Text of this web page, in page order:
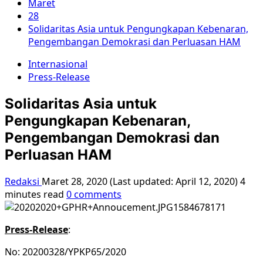
Maret
28
Solidaritas Asia untuk Pengungkapan Kebenaran,
Pengembangan Demokrasi dan Perluasan HAM
Internasional
Press-Release
Solidaritas Asia untuk
Pengungkapan Kebenaran,
Pengembangan Demokrasi dan
Perluasan HAM
Redaksi Maret 28, 2020 (Last updated: April 12, 2020)4
minutes read 0 comments
Press-Release:
No: 20200328/YPKP65/2020